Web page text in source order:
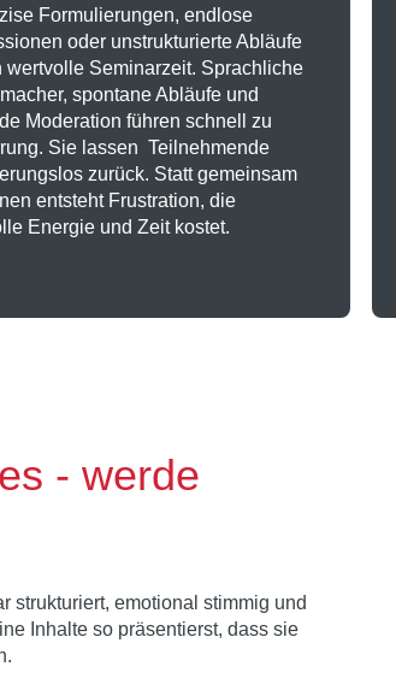
Formulierungen, endlose
oder unstrukturierte Abläufe
wertvolle Seminarzeit. Sprachliche
spontane Abläufe und
Moderation führen schnell zu
Sie lassen Teilnehmende
zurück. Statt gemeinsam
entsteht Frustration, die
Energie und Zeit kostet.
- werde
strukturiert, emotional stimmig und
Inhalte so präsentierst, dass sie